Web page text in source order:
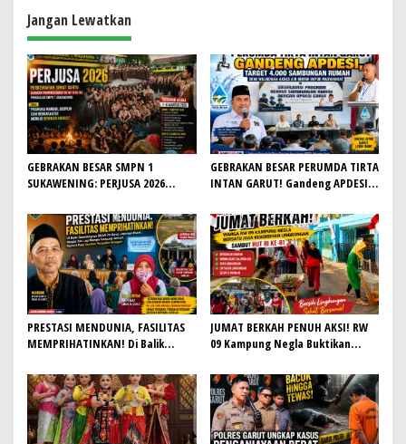
s
i
p
o
s
Jangan Lewatkan
GEBRAKAN BESAR SMPN 1
SUKAWENING: PERJUSA 2026
JIWA KEPANDUAN SISWA
GEBRAKAN BESAR PERUMDA TIRTA
INTAN GARUT! Gandeng APDESI,
Demi Wujudkan Akses Air Bersih
untuk Masyarakat
PRESTASI MENDUNIA, FASILITAS
MEMPRIHATINKAN! Di Balik
Lapangan Hoki Rusak, Masjid Tak
Lagi Mampu Tampung Jamaah,
Penjualan Seragam Ikut Jadi
Sorotan
JUMAT BERKAH PENUH AKSI! RW
09 Kampung Negla Buktikan
Slogan, Warga Bersatu Sambut
HUT RI ke-81